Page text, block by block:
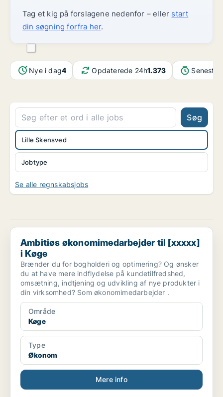
Tag et kig på forslagene nedenfor – eller start
din søgning forfra her.
Nye i dag4 Opdaterede 24h1.373 Seneste
Søg
Jobtype
Lille Skensved
Se alle regnskabsjobs
Ambitiøs økonomimedarbejder til [xxxxx] i Køge
Ambitiøs økonomimedarbejder til [xxxxx]
i Køge
Brænder du for bogholderi og optimering? Og ønsker
du at have mere indflydelse på kundetilfredshed,
omsætning, indtjening og udvikling af nye produkter i
din virksomhed? Som økonomimedarbejder .
Område
Køge
Type
Økonom
Mere info